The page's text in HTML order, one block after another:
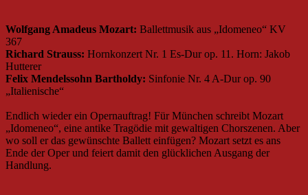
Wolfgang Amadeus Mozart: Ballettmusik aus „Idomeneo“ KV
367
Richard Strauss: Hornkonzert Nr. 1 Es-Dur op. 11. Horn: Jakob
Hutterer
Felix Mendelssohn Bartholdy: Sinfonie Nr. 4 A-Dur op. 90
„Italienische“
Endlich wieder ein Opernauftrag! Für München schreibt Mozart
„Idomeneo“, eine antike Tragödie mit gewaltigen Chorszenen. Aber
wo soll er das gewünschte Ballett einfügen? Mozart setzt es ans
Ende der Oper und feiert damit den glücklichen Ausgang der
Handlung.